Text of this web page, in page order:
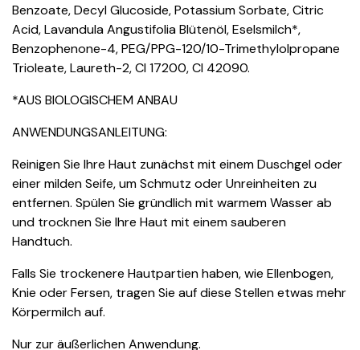
Benzoate, Decyl Glucoside, Potassium Sorbate, Citric
Acid, Lavandula Angustifolia Blütenöl, Eselsmilch*,
Benzophenone-4, PEG/PPG-120/10-Trimethylolpropane
Trioleate, Laureth-2, CI 17200, CI 42090.
*AUS BIOLOGISCHEM ANBAU
ANWENDUNGSANLEITUNG:
Reinigen Sie Ihre Haut zunächst mit einem Duschgel oder
einer milden Seife, um Schmutz oder Unreinheiten zu
entfernen. Spülen Sie gründlich mit warmem Wasser ab
und trocknen Sie Ihre Haut mit einem sauberen
Handtuch.
Falls Sie trockenere Hautpartien haben, wie Ellenbogen,
Knie oder Fersen, tragen Sie auf diese Stellen etwas mehr
Körpermilch auf.
Nur zur äußerlichen Anwendung.